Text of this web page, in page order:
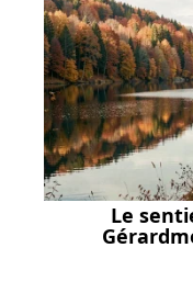
Le